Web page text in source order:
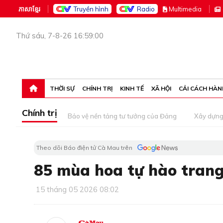
ភាសាខ្មែរ Truyền hình Radio Multimedia
Thứ sáu, 7-8-26 16:59:00
THỜI SỰ CHÍNH TRỊ KINH TẾ XÃ HỘI CẢI CÁCH
Chính trị Bảo vệ nền tảng tư tưởng của Đảng Xây
Theo dõi Báo điện tử Cà Mau trên
85 mùa hoa tự hào
15 tháng 05 2026 08:02